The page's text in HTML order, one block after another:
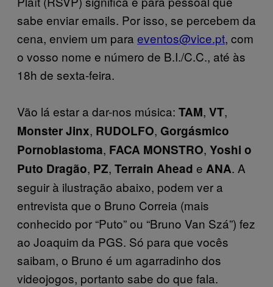
sabe enviar emails. Por isso, se percebem da
cena, enviem um para eventos@vice.pt, com
o vosso nome e número de B.I./C.C., até às
18h de sexta-feira.
Vão lá estar a dar-nos música: TAM, VT,
Monster Jinx, RUDOLFO, Gorgásmico
Pornoblastoma, FACA MONSTRO, Yoshi o
Puto Dragão, PZ, Terrain Ahead e ANA. A
seguir à ilustração abaixo, podem ver a
entrevista que o Bruno Correia (mais
conhecido por “Puto” ou “Bruno Van Szá”) fez
ao Joaquim da PGS. Só para que vocês
saibam, o Bruno é um agarradinho dos
videojogos, portanto sabe do que fala.